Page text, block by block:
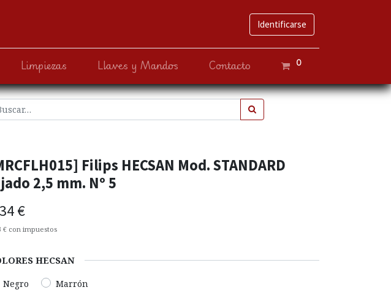
Identificarse
Limpiezas Llaves y Mandos Contacto 0
Filips HECSAN Mod. STANDARD
2,5 mm. Nº 5
€
€ con impuestos
HECSAN
Negro
Marrón